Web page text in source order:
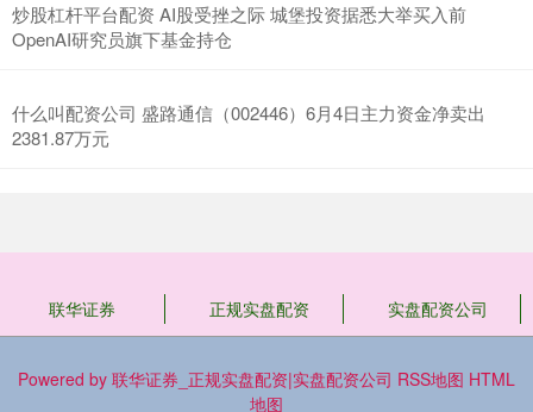
炒股杠杆平台配资 AI股受挫之际 城堡投资据悉大举买入前
OpenAI研究员旗下基金持仓
什么叫配资公司 盛路通信（002446）6月4日主力资金净卖出
2381.87万元
联华证券 正规实盘配资 实盘配资公司
Powered by 联华证券_正规实盘配资|实盘配资公司 RSS地图 HTML
地图